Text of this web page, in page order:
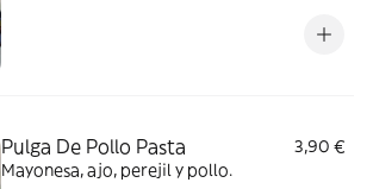
Pulga De Pollo Pasta
3,90 €
Mayonesa, ajo, perejil y pollo.